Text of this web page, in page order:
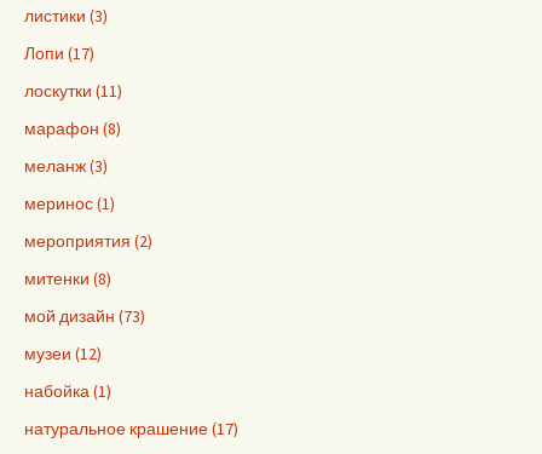
листики (3)
Лопи (17)
лоскутки (11)
марафон (8)
меланж (3)
меринос (1)
мероприятия (2)
митенки (8)
мой дизайн (73)
музеи (12)
набойка (1)
натуральное крашение (17)